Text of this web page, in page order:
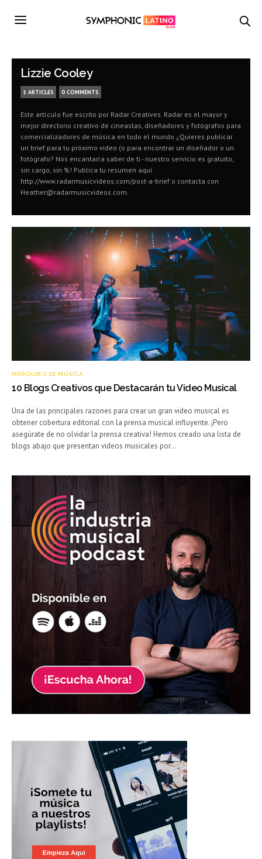
Lizzie Cooley
1 ARTICLES 0 COMMENTS
Este artículo fue escrito por Radar Creatives. Radar es el mayor y
mejor directorio creativo de cineastas, diseñadores y fotógrafos para
comercializadores de música en todo el mundo ¿Quieres publicar
un brief para tu próximo video (o para encontrar un diseñador o un
fotógrafo? Nos encantaría saber de ti - nuestro servicio es gratuito,
sin cargo, sin %! Publica tu resumen aquí
http://www.radarmusicvideos.com/post-a-brief o contacta con
Heather@radarmusicvideos.com.
MERCADEO DE MÚSICA
10 Blogs Creativos que Destacarán tu Video Musical
Una de las principales razones para crear un gran video musical es
obtener cobertura editorial con la prensa musical influyente. ¡Pero
asegúrate de no olvidar la prensa creativa! Hemos creado una lista de
blogs abajo que presentan videos musicales por…